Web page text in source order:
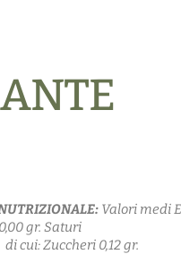
Valori medi
gr. Saturi
cui: Zuccheri 0,12 gr.